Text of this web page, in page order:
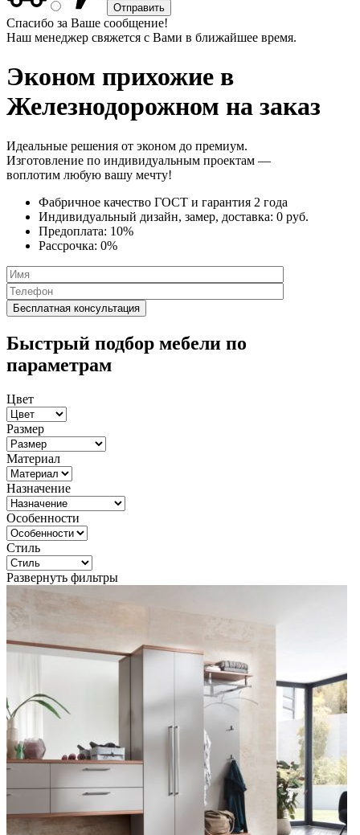
Спасибо за Ваше сообщение!
Наш менеджер свяжется с Вами в ближайшее время.
Эконом прихожие в
Железнодорожном на заказ
Идеальные решения от эконом до премиум.
Изготовление по индивидуальным проектам —
воплотим любую вашу мечту!
Фабричное качество ГОСТ и гарантия 2 года
Индивидуальный дизайн, замер, доставка: 0 руб.
Предоплата: 10%
Рассрочка: 0%
Быстрый подбор мебели по
параметрам
Цвет
Размер
Материал
Назначение
Особенности
Стиль
Развернуть фильтры